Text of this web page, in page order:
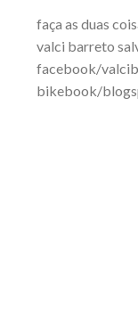
faça as duas
valci barreto
facebook/
bikebook/